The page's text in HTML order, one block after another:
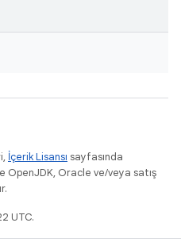
İçerik Lisansı sayfasında
OpenJDK, Oracle ve/veya satış
UTC.